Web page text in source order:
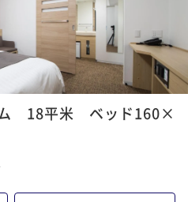
¥17,500~
2名 ¥ 16,625 ~
時イン～11時アウトの22
18平米 ベッド160×